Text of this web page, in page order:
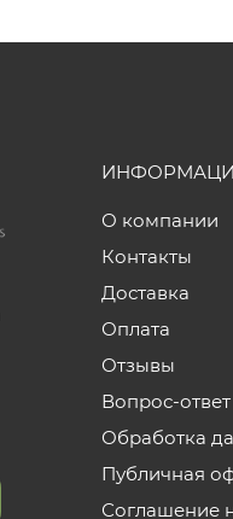
О компании
Контакты
Доставка
Оплата
Отзывы
Вопрос-ответ
Обработка
Публичная
Соглашение